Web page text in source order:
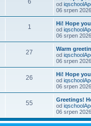
6
od
06 srpen
1
Hi! Hope
od
06 srpen
27
Warm
od
06 srpen
26
Hi! Hope
od
06 srpen
55
Greetings!
od
06 srpen